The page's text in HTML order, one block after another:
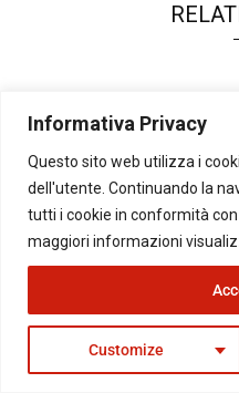
Informativa Privacy
Questo sito web utilizza i
dell'utente. Continuando la
tutti i cookie in conformità
maggiori informazioni
Customize
Il V2-Day e i cerchi nello
I manti neri
Marzo 24, 2008
Aprile 15, 2008
Loro non molleranno mai,